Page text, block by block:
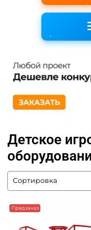
Детское
Предзаказ